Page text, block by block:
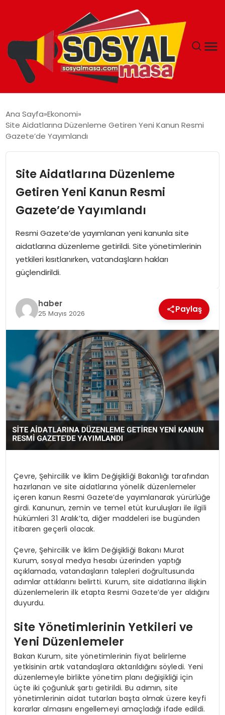
EKONOMI
EĞITIM
SPOR
GÜNDEM
Ana Sayfa Ekonomi
Site Aidatlarına Düzenleme Getiren Yeni Kanun Resmi
Gazete’de Yayımlandı
Site Aidatlarına Düzenleme
Getiren Yeni Kanun Resmi
Gazete’de Yayımlandı
Resmi Gazete’de yayımlanan yeni kanunla site
aidatlarına düzenleme getirildi. Site yönetimlerinin
yetkileri kısıtlanırken, vatandaşların hakları
güçlendirildi.
haber
25 Mayıs 2026 Paylaş
Çevre, Şehircilik ve İklim Değişikliği Bakanlığı tarafından
hazırlanan ve site aidatlarına yönelik düzenlemeler
içeren kanun Resmi Gazete’de yayımlanarak yürürlüğe
girdi. Kanunun, zemin ve temel etüt kuruluşları ile ilgili
hükümleri 31 Aralık’ta, diğer maddeleri ise bugünden
itibaren geçerli olacak.
Çevre, Şehircilik ve İklim Değişikliği Bakanı Murat
Kurum, sosyal medya hesabı üzerinden yaptığı
açıklamada, vatandaşların talepleri doğrultusunda
adımlar attıklarını belirtti. Kurum, site aidatlarına ilişkin
düzenlemelerin ilk etapta Resmi Gazete’de yer aldığını
duyurdu.
Site Yönetimlerinin Yetkileri ve
Yeni Düzenlemeler
Bakan Kurum, site yönetimlerinin fiyat belirleme
yetkisinin artık vatandaşlara aktarıldığını söyledi. Yeni
düzenlemeyle birlikte yönetim planı değişikliği için
üçte iki çoğunluk şartı getirildi. Bu adımın, site
yönetimlerinin aidat tutarları başta olmak üzere keyfi
kararlar almasını engellemeyi amaçladığı ifade edildi.